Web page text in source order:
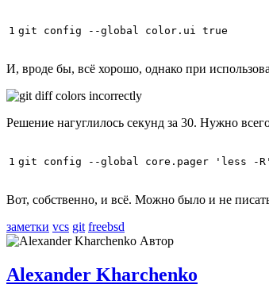
1 git config --global color.ui true
И, вроде бы, всё хорошо, однако при
Решение нагуглилось секунд за 30. Нужно
1 git config --global core.pager 'less -R'
Вот, собственно, и всё. Можно было и не
заметки vcs git freebsd
Автор
Alexander Kharchenko